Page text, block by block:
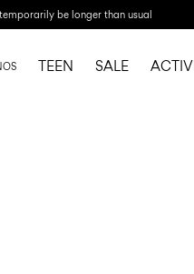
be longer than usual
TEEN SALE